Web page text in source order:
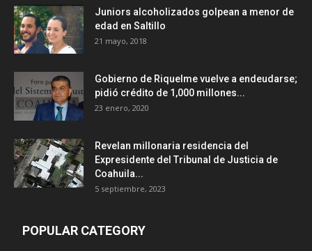
Juniors alcoholizados golpean a menor de
edad en Saltillo
21 mayo, 2018
Gobierno de Riquelme vuelve a endeudarse;
pidió crédito de 1,000 millones...
23 enero, 2020
Revelan millonaria residencia del
Expresidente del Tribunal de Justicia de
Coahuila...
5 septiembre, 2023
POPULAR CATEGORY